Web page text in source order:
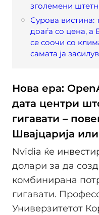
зголемени
Сурова вистина:
доаѓа со цена, а
се соочи со
самата ја
Нова ера:
дата центри
гигавати –
Швајцарија
Nvidia ќе
долари за да
комбинирана
гигавати.
Универзитетот